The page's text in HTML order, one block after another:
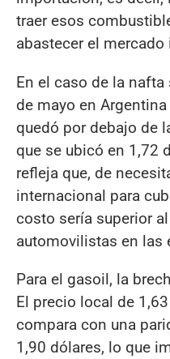
traer esos
abastecer el mercado
En el caso de la
de mayo en
quedó por debajo de
que se ubicó en 1,72
refleja que, de
internacional para
costo sería superior
automovilistas en las
Para el gasoil, la
El precio local de
compara con una
1,90 dólares, lo que